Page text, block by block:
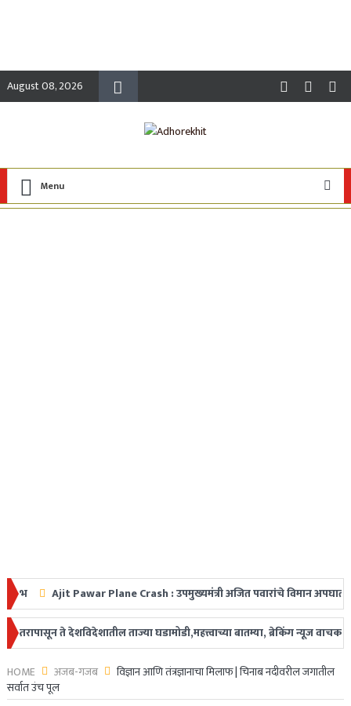
August 08, 2026
Menu
Pawar Plane Crash : उपमुख्यमंत्री अजित पवारांचे विमान अपघातात निधन,
ताज्या घडामोडी,महत्त्वाच्या बातम्या, ब्रेकिंग न्यूज वाचकांपर्यंत
HOME अजब-गजब
विज्ञान आणि तंत्रज्ञानाचा मिलाफ | चिनाब नदीवरील जगातील
सर्वात उंच पूल